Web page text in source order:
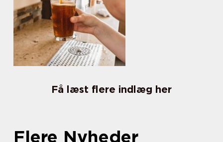
Få læst flere indlæg her
Flere Nyheder